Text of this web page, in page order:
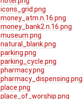
icons_grid.png
money_atm.n.16.png
money_bank2.n.16.png
museum.png
natural_blank.png
parking.png
parking_cycle.png
pharmacy.png
pharmacy_dispensing.png
place.png
place_of_worship.png